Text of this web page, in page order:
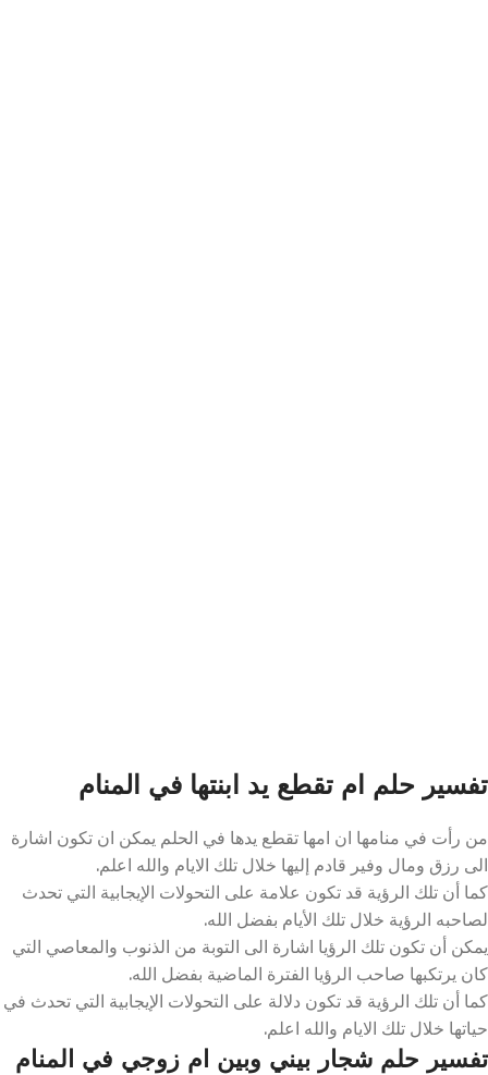
تفسير حلم ام تقطع يد ابنتها في المنام
من رأت في منامها ان امها تقطع يدها في الحلم يمكن ان تكون اشارة
الى رزق ومال وفير قادم إليها خلال تلك الايام والله اعلم.
كما أن تلك الرؤية قد تكون علامة على التحولات الإيجابية التي تحدث
لصاحبه الرؤية خلال تلك الأيام بفضل الله.
يمكن أن تكون تلك الرؤيا اشارة الى التوبة من الذنوب والمعاصي التي
كان يرتكبها صاحب الرؤيا الفترة الماضية بفضل الله.
كما أن تلك الرؤية قد تكون دلالة على التحولات الإيجابية التي تحدث في
حياتها خلال تلك الايام والله اعلم.
تفسير حلم شجار بيني وبين ام زوجي في المنام